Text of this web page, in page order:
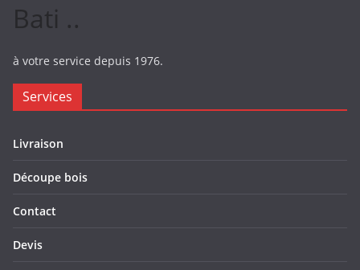
Bati ..
à votre service depuis 1976.
Services
Livraison
Découpe bois
Contact
Devis